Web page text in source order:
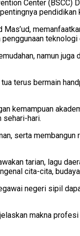
Center
pendidikan
namun
terus bermain
kemampuan
sehari-hari.
serta
tarian, lagu
cita-cita,
negeri sipil
makna